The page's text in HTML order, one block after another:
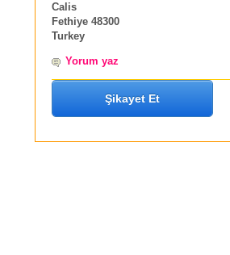
Calis
Fethiye 48300
Turkey
Yorum yaz
Şikayet Et